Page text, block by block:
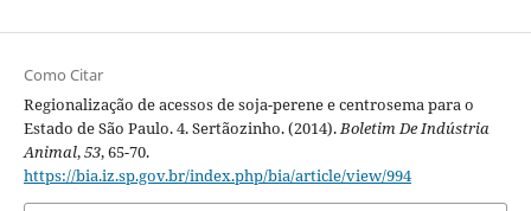
Como Citar
Regionalização de acessos de soja-perene e centrosema para o
Estado de São Paulo. 4. Sertãozinho. (2014).Boletim De Indústria
Animal,53, 65-70.
https://bia.iz.sp.gov.br/index.php/bia/article/view/994